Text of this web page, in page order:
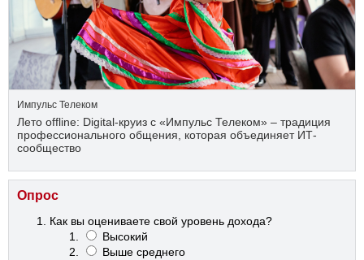
Импульс Телеком
Лето offline: Digital-круиз с «Импульс Телеком» – традиция
профессионального общения, которая объединяет ИТ-
сообщество
Опрос
Как вы оцениваете свой уровень дохода?
Высокий
Выше среднего